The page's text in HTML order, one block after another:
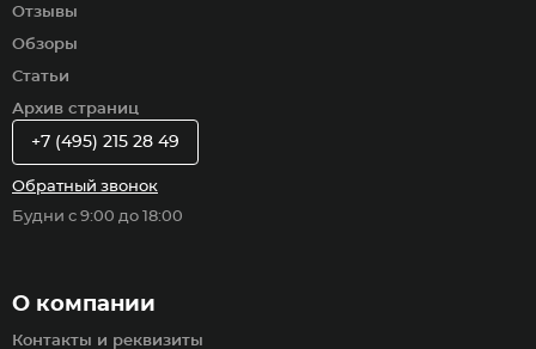
Отзывы
Обзоры
Статьи
Архив страниц
О компании
Контакты и реквизиты
+7 (495) 215 28 49
Обратный звонок
Будни с 9:00 до 18:00